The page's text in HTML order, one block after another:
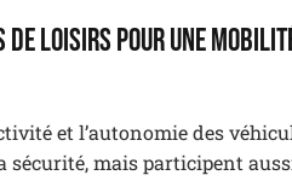
de loisirs pour une
et l’autonomie des
mais participent